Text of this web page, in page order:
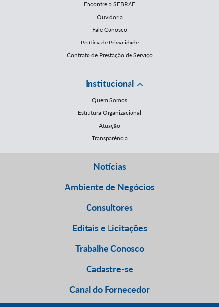
Encontre o SEBRAE
Ouvidoria
Fale Conosco
Política de Privacidade
Contrato de Prestação de Serviço
Institucional
Quem Somos
Estrutura Organizacional
Atuação
Transparência
Notícias
Ambiente de Negócios
Consultores
Editais e Licitações
Trabalhe Conosco
Cadastre-se
Canal do Fornecedor